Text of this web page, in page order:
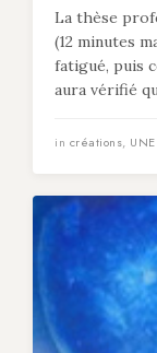
La thèse
(12 minutes
fatigué, puis
aura vérifié
in créations, UNE